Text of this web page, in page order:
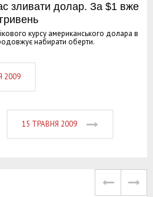
зливати долар. За $1 вже
курсу американського долара в
набирати оберти.
2009
15 ТРАВНЯ 2009